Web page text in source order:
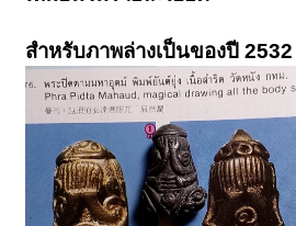
สำหรับภาพล่างเป็นของปี 2532